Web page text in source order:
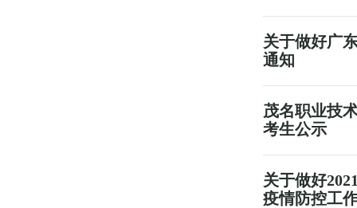
关于做好广
通知
茂名职业技
考生公示
关于做好
疫情防控工